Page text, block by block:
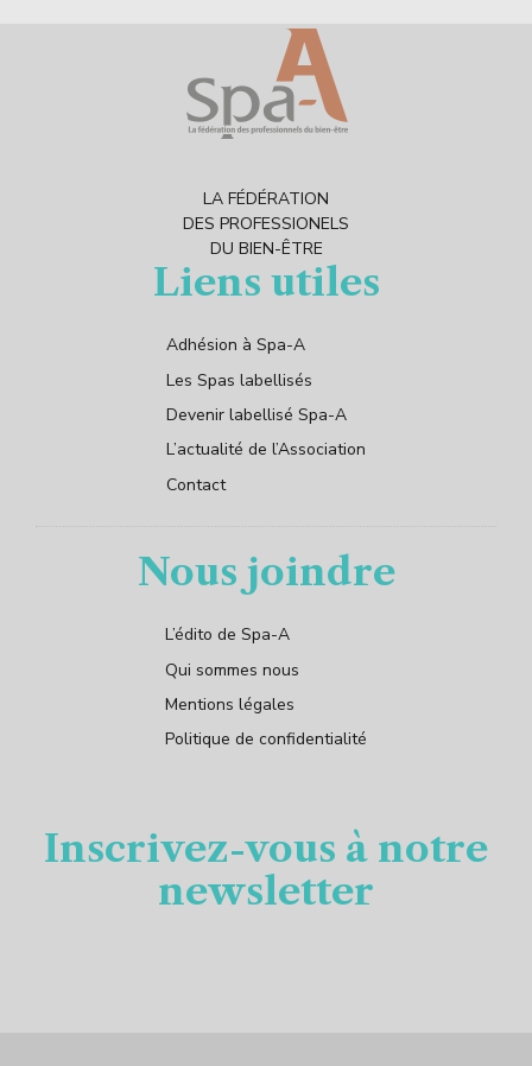
LA FÉDÉRATION
DES PROFESSIONELS
DU BIEN-ÊTRE
Liens utiles
Adhésion à Spa-A
Les Spas labellisés
Devenir labellisé Spa-A
L’actualité de l’Association
Contact
Nous joindre
L’édito de Spa-A
Qui sommes nous
Mentions légales
Politique de confidentialité
Inscrivez-vous à notre
newsletter